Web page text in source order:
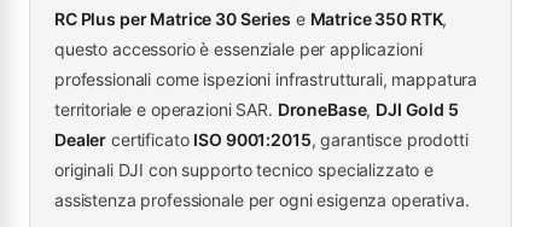
RC Plus per Matrice 30 Series e Matrice 350 RTK,
questo accessorio è essenziale per applicazioni
professionali come ispezioni infrastrutturali, mappatura
territoriale e operazioni SAR. DroneBase, DJI Gold 5
Dealer certificato ISO 9001:2015, garantisce prodotti
originali DJI con supporto tecnico specializzato e
assistenza professionale per ogni esigenza operativa.